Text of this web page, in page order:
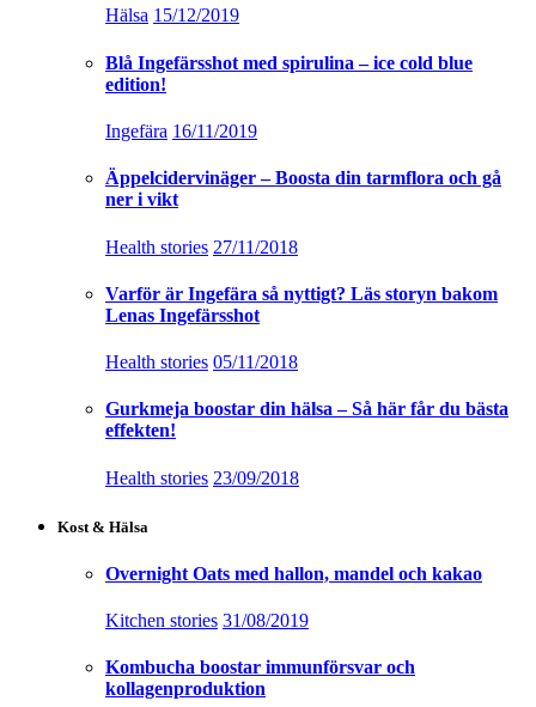
Hälsa 15/12/2019
Blå Ingefärsshot med spirulina – ice cold blue
edition!
Ingefära 16/11/2019
Äppelcidervinäger – Boosta din tarmflora och gå
ner i vikt
Health stories 27/11/2018
Varför är Ingefära så nyttigt? Läs storyn bakom
Lenas Ingefärsshot
Health stories 05/11/2018
Gurkmeja boostar din hälsa – Så här får du bästa
effekten!
Health stories 23/09/2018
Kost & Hälsa
Overnight Oats med hallon, mandel och kakao
Kitchen stories 31/08/2019
Kombucha boostar immunförsvar och
kollagenproduktion